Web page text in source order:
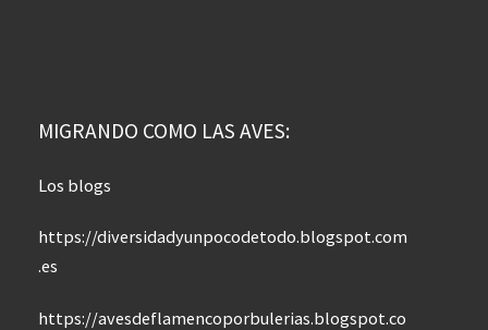
MIGRANDO COMO LAS AVES:
Los blogs
https://diversidadyunpocodetodo.blogspot.com
.es
https://avesdeflamencoporbulerias.blogspot.co